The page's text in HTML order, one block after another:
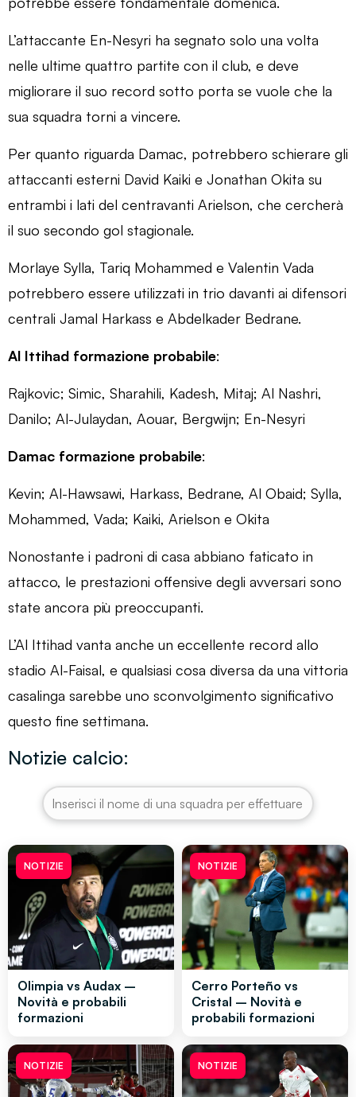
L’attaccante En-Nesyri ha segnato solo una volta
nelle ultime quattro partite con il club, e deve
migliorare il suo record sotto porta se vuole che la
sua squadra torni a vincere.
Per quanto riguarda Damac, potrebbero schierare gli
attaccanti esterni David Kaiki e Jonathan Okita su
entrambi i lati del centravanti Arielson, che cercherà
il suo secondo gol stagionale.
Morlaye Sylla, Tariq Mohammed e Valentin Vada
potrebbero essere utilizzati in trio davanti ai difensori
centrali Jamal Harkass e Abdelkader Bedrane.
Al Ittihad formazione probabile:
Rajkovic; Simic, Sharahili, Kadesh, Mitaj; Al Nashri,
Danilo; Al-Julaydan, Aouar, Bergwijn; En-Nesyri
Damac formazione probabile:
Kevin; Al-Hawsawi, Harkass, Bedrane, Al Obaid; Sylla,
Mohammed, Vada; Kaiki, Arielson e Okita
Nonostante i padroni di casa abbiano faticato in
attacco, le prestazioni offensive degli avversari sono
state ancora più preoccupanti.
L’Al Ittihad vanta anche un eccellente record allo
stadio Al-Faisal, e qualsiasi cosa diversa da una vittoria
casalinga sarebbe uno sconvolgimento significativo
questo fine settimana.
Notizie calcio:
NOTIZIE
Olimpia vs Audax –
Novità e probabili
formazioni
NOTIZIE
Cerro Porteño vs
Cristal – Novità e
probabili formazioni
NOTIZIE NOTIZIE